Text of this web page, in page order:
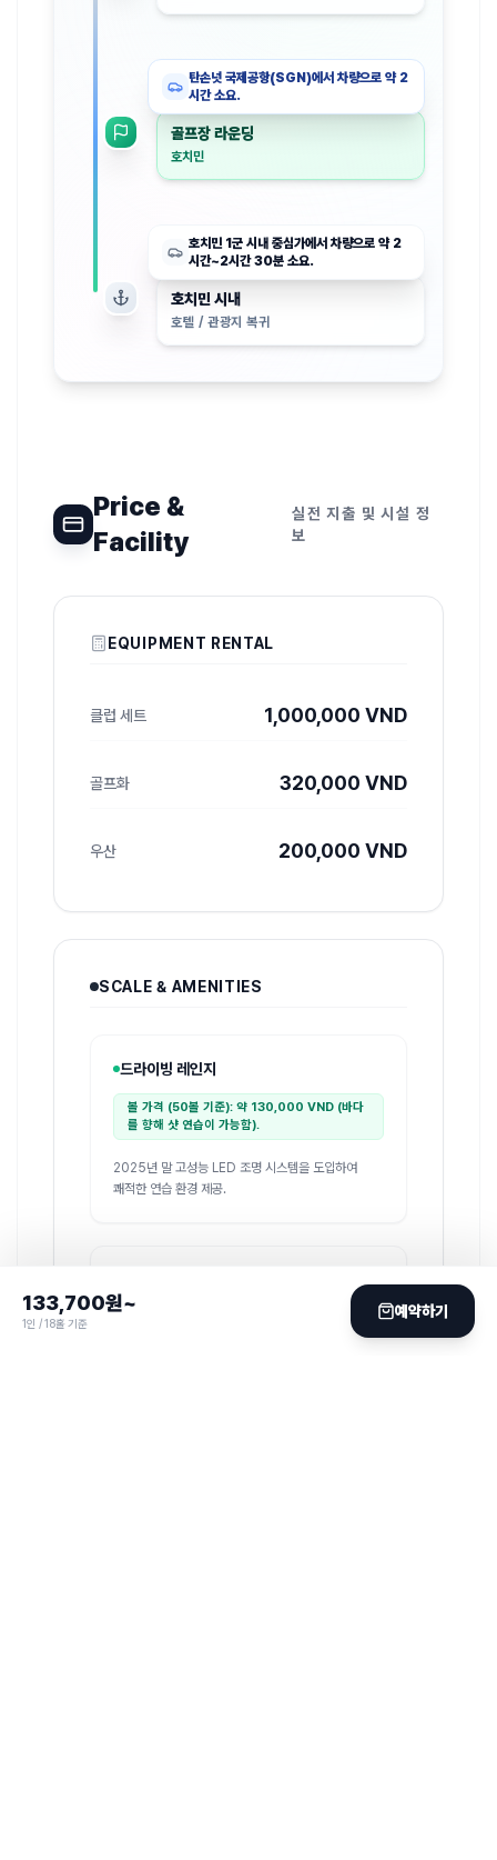
탄손넛 국제공항(SGN)에서 차량으로 약 2
시간 소요.
골프장 라운딩
호치민
호치민 1군 시내 중심가에서 차량으로 약 2
시간~2시간 30분 소요.
호치민 시내
호텔 / 관광지 복귀
Price &
Facility
실전 지출 및 시설 정
보
EQUIPMENT RENTAL
클럽 세트 1,000,000 VND
골프화 320,000 VND
우산 200,000 VND
SCALE & AMENITIES
드라이빙 레인지
볼 가격 (50볼 기준): 약 130,000 VND (바다
를 향해 샷 연습이 가능함).
2025년 말 고성능 LED 조명 시스템을 도입하여
쾌적한 연습 환경 제공.
190 석
133,700원~
1인 / 18홀 기준
예약하기